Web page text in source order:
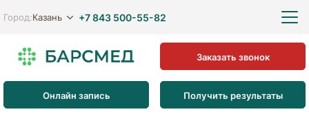
Город:Казань +7 843 500-55-82
Онлайн запись Получить результаты
Заказать звонок